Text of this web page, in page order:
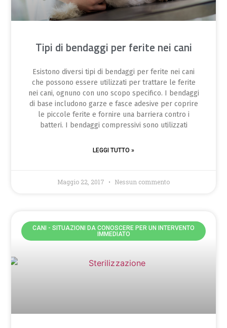
Tipi di bendaggi per ferite nei cani
Esistono diversi tipi di bendaggi per ferite nei cani
che possono essere utilizzati per trattare le ferite
nei cani, ognuno con uno scopo specifico. I bendaggi
di base includono garze e fasce adesive per coprire
le piccole ferite e fornire una barriera contro i
batteri. I bendaggi compressivi sono utilizzati
LEGGI TUTTO »
Maggio 22, 2017 Nessun commento
CANI - SITUAZIONI DA CONOSCERE PER UN INTERVENTO
IMMEDIATO